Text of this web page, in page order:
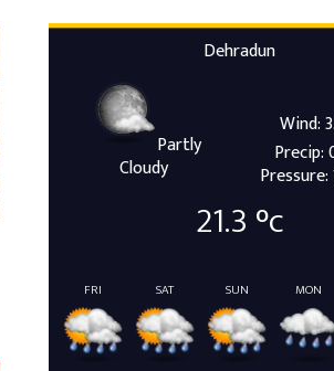
Dehradun
Partly
Cloudy
Wind:
Precip:
21.3°c
FRI SAT SUN MON